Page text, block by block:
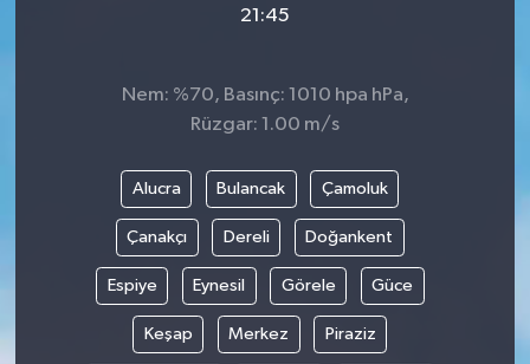
21:45
Nem: %70, Basınç: 1010 hpa hPa,
Rüzgar: 1.00 m/s
Alucra Bulancak Çamoluk
Çanakçı Dereli Doğankent
Espiye Eynesil Görele Güce
Keşap Merkez Piraziz